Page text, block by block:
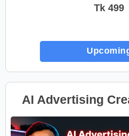
Tk 499
AI Advertising
High-Converting
Design করুন